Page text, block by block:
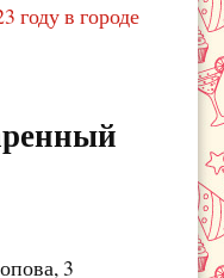
году в городе
3